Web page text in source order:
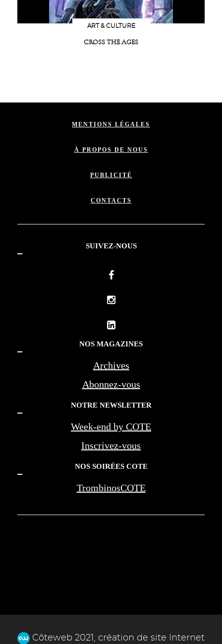
ART & CULTURE
CROSS THE AGES
MENTIONS LÉGALES
À PROPOS DE NOUS
PUBLICITÉ
CONTACTS
SUIVEZ-NOUS
NOS MAGAZINES
Archives
Abonnez-vous
NOTRE NEWSLETTER
Week-end by COTE
Inscrivez-vous
NOS SOIRÉES COTE
TrombinosCOTE
Côteweb 2021, création de site Internet